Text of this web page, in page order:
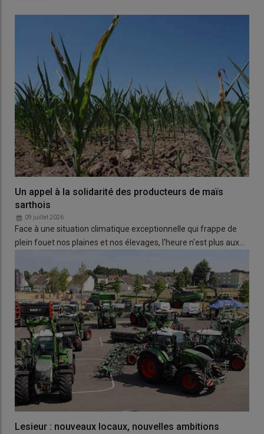
Un appel à la solidarité des producteurs de maïs
sarthois
09 juillet 2026
Face à une situation climatique exceptionnelle qui frappe de
plein fouet nos plaines et nos élevages, l'heure n'est plus aux…
Lesieur : nouveaux locaux, nouvelles ambitions